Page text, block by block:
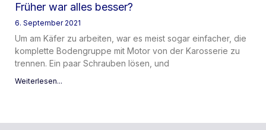
Früher war alles besser?
6. September 2021
Um am Käfer zu arbeiten, war es meist sogar einfacher, die
komplette Bodengruppe mit Motor von der Karosserie zu
trennen. Ein paar Schrauben lösen, und
Weiterlesen...